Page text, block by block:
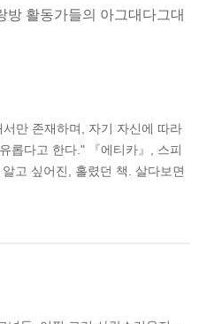
방 활동가들의 아그대다그대
만 존재하며, 자기 자신에 따라
롭다고 한다." 『에티카』, 스피
고 싶어진, 홀렸던 책. 살다보면